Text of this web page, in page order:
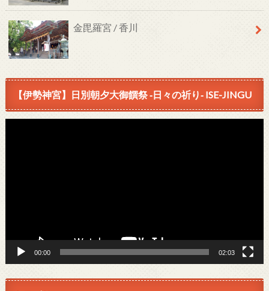
金毘羅宮 / 香川
【伊勢神宮】日別朝夕大御饌祭 ‐日々の祈り‐ ISE-JINGU
00:00 02:03